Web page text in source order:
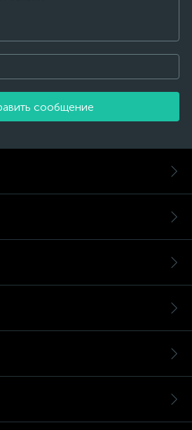
сообщение